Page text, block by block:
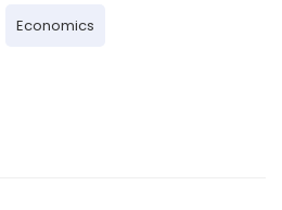
Economics